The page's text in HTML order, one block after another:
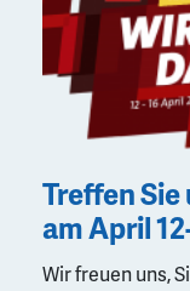
Treffen
am April
Wir freuen uns,